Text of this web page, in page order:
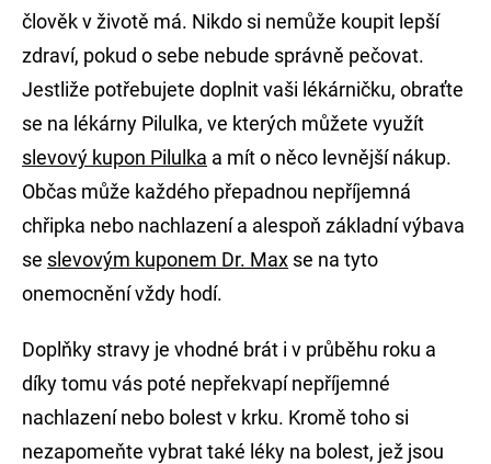
člověk v životě má. Nikdo si nemůže koupit lepší
zdraví, pokud o sebe nebude správně pečovat.
Jestliže potřebujete doplnit vaši lékárničku, obraťte
se na lékárny Pilulka, ve kterých můžete využít
slevový kupon Pilulka a mít o něco levnější nákup.
Občas může každého přepadnou nepříjemná
chřipka nebo nachlazení a alespoň základní výbava
se slevovým kuponem Dr. Max se na tyto
onemocnění vždy hodí.
Doplňky stravy je vhodné brát i v průběhu roku a
díky tomu vás poté nepřekvapí nepříjemné
nachlazení nebo bolest v krku. Kromě toho si
nezapomeňte vybrat také léky na bolest, jež jsou